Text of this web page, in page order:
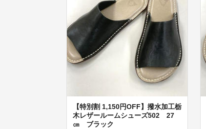
【特別割 1,150円OFF】撥水加工栃
木レザールームシューズ502 27
㎝ ブラック